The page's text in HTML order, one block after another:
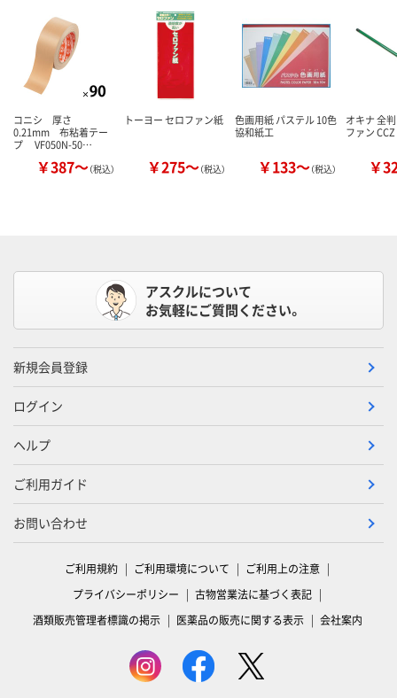
コニシ 厚さ
0.21mm 布粘着テー
プ VF050N-50…
￥387～（税込）
トーヨー セロファン紙
￥275～（税込）
色画用紙 パステル 10色
協和紙工
￥133～（税込）
オキナ 全
ファン CCZ
￥
アスクルについて
お気軽にご質問ください。
新規会員登録
ログイン
ヘルプ
ご利用ガイド
お問い合わせ
ご利用規約 ご利用環境について
ご利用上の注意
プライバシーポリシー
古物営業法に基づく表記
酒類販売管理者標識の掲示
医薬品の販売に関する表示 会社案内